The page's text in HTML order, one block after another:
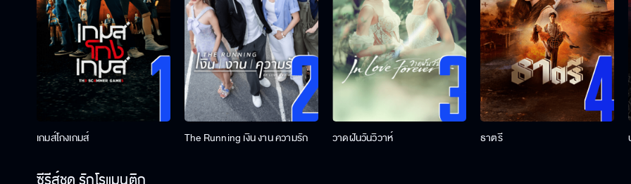
เกมส์โกงเกมส์ The Running เงิน งาน ความรัก วาดฝันวันวิวาห์ ธาตรี